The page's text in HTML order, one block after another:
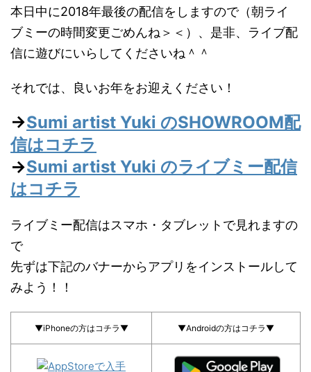
本日中に2018年最後の配信をしますので（朝ライ
ブミーの時間変更ごめんね＞＜）、是非、ライブ配
信に遊びにいらしてくださいね＾＾
それでは、良いお年をお迎えください！
→Sumi artist Yuki のSHOWROOM配
信はコチラ
→Sumi artist Yuki のライブミー配信
はコチラ
ライブミー配信はスマホ・タブレットで見れますの
で
先ずは下記のバナーからアプリをインストールして
みよう！！
▼iPhoneの方はコチラ▼ ▼Androidの方はコチラ▼